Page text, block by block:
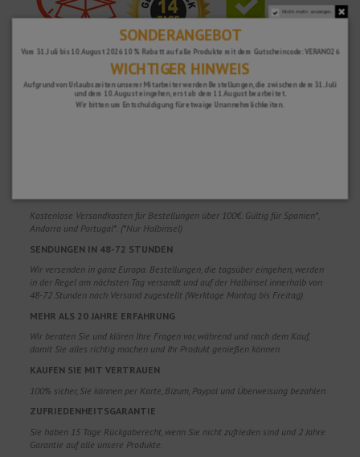
Kostenlose Versandkosten für Bestellungen über 100€. Gültig für Spanien*,
Andorra und Portugal*. (*Nur Halbinsel)
SENDUNGEN IN 48-72 STUNDEN
Wir versenden in ganz Europa. Bestellungen, die tagsüber eingehen, werden
in der Regel am nächsten Tag versandt und auf der Halbinsel innerhalb von
48-72 Stunden nach Versand zugestellt (Werktage Montag bis Freitag).
MEHR ALS 20 JAHRE ERFAHRUNG
Wir beraten Sie und klären Ihre Fragen vor, während und nach dem Kauf,
damit Sie alles richtig machen und Ihr Produkt genießen können.
KAUFEN SIE MIT VERTRAUEN
100% sicher, Sie können per Karte, Bizum, Paypal und Überweisung bezahlen.
ZUFRIEDENHEITSGARANTIE
Sie haben 15 Tage Rückgaberecht, wenn Sie nicht zufrieden sind und 2 Jahre
Garantie auf alle unsere Produkte.
Nicht mehr anzeigen.
SONDERANGEBOT
Vom 31. Juli bis 10. August 2026 10 % Rabatt auf alle Produkte mit dem Gutscheincode: VERANO26
WICHTIGER HINWEIS
Aufgrund von Urlaubszeiten unserer Mitarbeiter werden Bestellungen, die zwischen dem 31. Juli
und dem 10. August eingehen, erst ab dem 11. August bearbeitet.
Wir bitten um Entschuldigung für etwaige Unannehmlichkeiten.